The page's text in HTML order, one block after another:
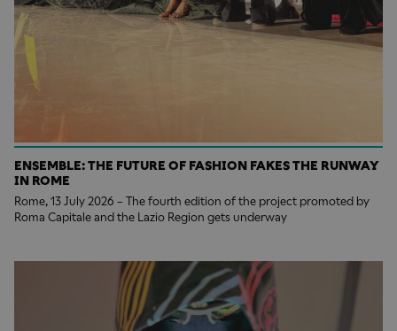
ENSEMBLE: THE FUTURE OF FASHION FAKES THE RUNWAY
IN ROME
Rome, 13 July 2026 – The fourth edition of the project promoted by
Roma Capitale and the Lazio Region gets underway